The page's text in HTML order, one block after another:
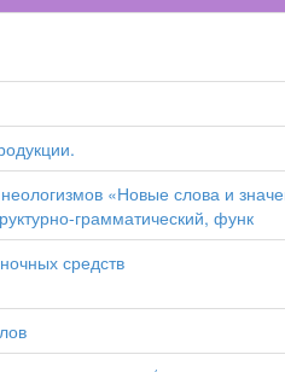
«Новые слова и
грамматический, функ
средств